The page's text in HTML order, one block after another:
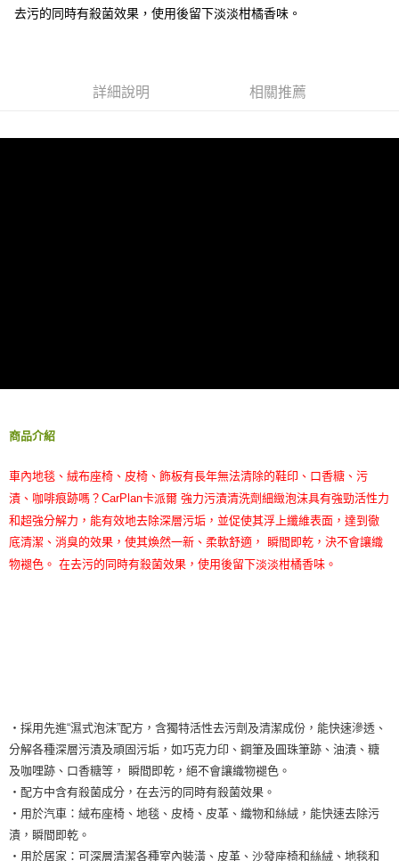
結帳頁面，進行簡訊認證並確認金額後，即可完成結帳。
購買商品的店家。未經商家同意取消之訂單仍視為有效，需透過AFTEE先享
是否繳費成功／繳費後需取消欲退款等相關疑問，請聯繫「AFTEE先享後付
付款後全家取貨
每筆NT$60，滿NT$800(含以上)免運費
去污的同時有殺菌效果，使用後留下淡淡柑橘香味。
詳細說明 相關推薦
商品介紹
車內地毯、絨布座椅、皮椅、飾板有長年無法清除的鞋印、口香糖、污
漬、咖啡痕跡嗎？CarPlan卡派爾 強力污漬清洗劑細緻泡沫具有強勁活性力
和超強分解力，能有效地去除深層污垢，並促使其浮上纖維表面，達到徹
底清潔、消臭的效果，使其煥然一新、柔軟舒適， 瞬間即乾，決不會讓織
物褪色。 在去污的同時有殺菌效果，使用後留下淡淡柑橘香味。
‧採用先進“濕式泡沫”配方，含獨特活性去污劑及清潔成份，能快速滲透、
分解各種深層污漬及頑固污垢，如巧克力印、鋼筆及圓珠筆跡、油漬、糖
及咖哩跡、口香糖等， 瞬間即乾，絕不會讓織物褪色。
‧配方中含有殺菌成分，在去污的同時有殺菌效果。
‧用於汽車：絨布座椅、地毯、皮椅、皮革、織物和絲絨，能快速去除污
漬，瞬間即乾。
‧用於居家：可深層清潔各種室內裝潢、皮革、沙發座椅和絲絨、地毯和